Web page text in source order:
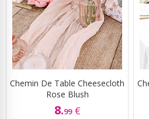
Chemin De Table Cheesecloth
Rose Blush
8.99 €